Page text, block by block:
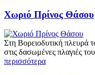
Χωριό Πρίνος Θάσου
Στη Βορειοδυτική πλευρά
στις δασωμένες πλαγιές
περισσότερα